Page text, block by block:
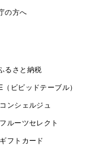
の方へ
るさと納税
ビビッドテーブル）
ンシェルジュ
ルーツセレクト
フトカード